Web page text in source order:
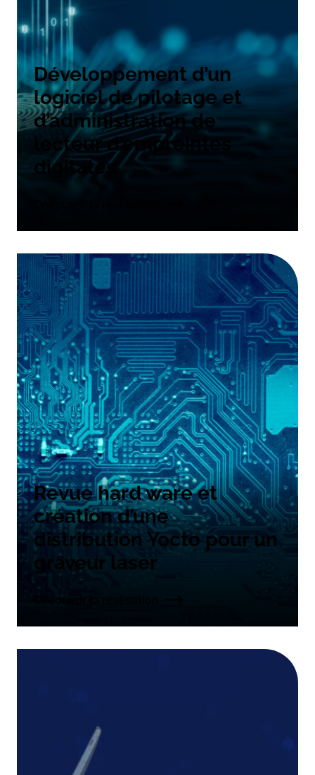
Développement d’un
logiciel de pilotage et
d’administration de
lecteur d’empreintes
digitales
Revue hard ware et
création d’une
distribution Yocto pour un
graveur laser
Découvrir la réalisation